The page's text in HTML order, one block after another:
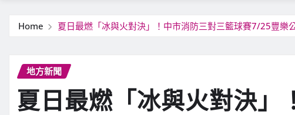
Home 夏日最燃「冰與火對決」！中市消防三對三籃球賽7/25豐樂
地方新聞
夏日最燃「冰與火對決」